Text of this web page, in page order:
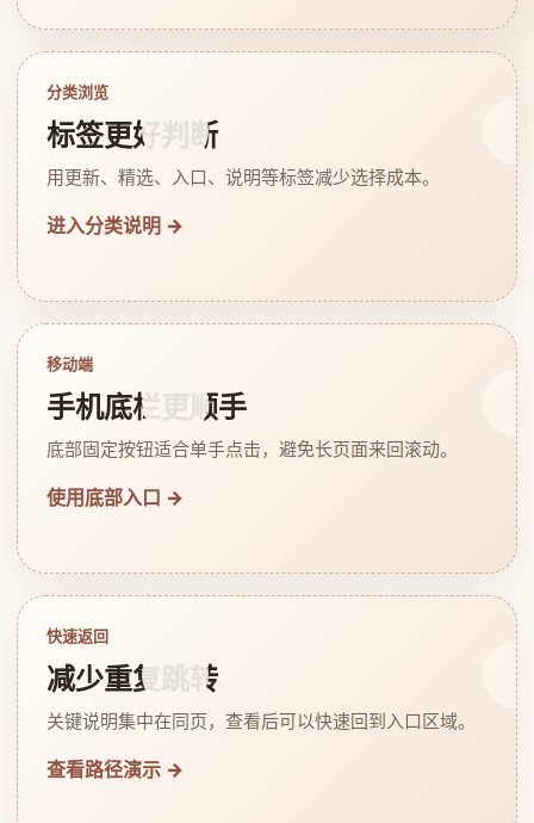
分类浏览
标签更好判断
用更新、精选、入口、说明等标签减少选择成本。
进入分类说明 →
移动端
手机底栏更顺手
底部固定按钮适合单手点击，避免长页面来回滚动。
使用底部入口 →
快速返回
减少重复跳转
关键说明集中在同页，查看后可以快速回到入口区域。
查看路径演示 →